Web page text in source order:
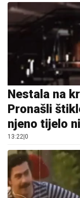
Nestala na
Pronašli
njeno tijelo
13:22|0